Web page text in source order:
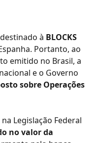
à BLOCKS
Portanto, ao
emitido no Brasil, a
e o Governo
sobre Operações
Legislação Federal
no valor da